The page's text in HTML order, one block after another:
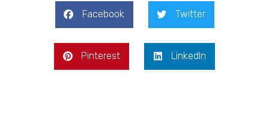
Facebook Twitter
Pinterest LinkedIn